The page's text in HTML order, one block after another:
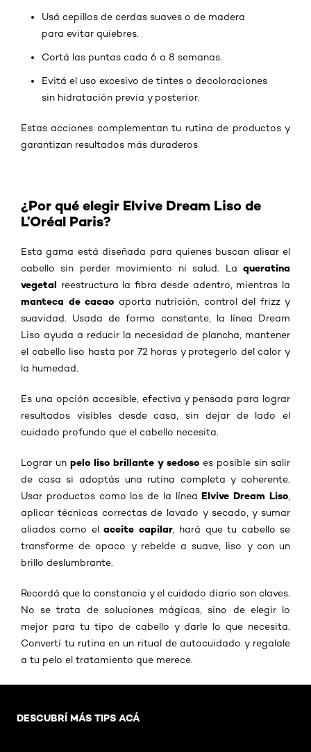
Usá cepillos de cerdas suaves o de madera
para evitar quiebres.
Cortá las puntas cada 6 a 8 semanas.
Evitá el uso excesivo de tintes o decoloraciones
sin hidratación previa y posterior.
Estas acciones complementan tu rutina de productos y
garantizan resultados más duraderos
¿Por qué elegir Elvive Dream Liso de
L’Oréal Paris?
Esta gama está diseñada para quienes buscan alisar el
cabello sin perder movimiento ni salud. La queratina
vegetal reestructura la fibra desde adentro, mientras la
manteca de cacao aporta nutrición, control del frizz y
suavidad. Usada de forma constante, la línea Dream
Liso ayuda a reducir la necesidad de plancha, mantener
el cabello liso hasta por 72 horas y protegerlo del calor y
la humedad.
Es una opción accesible, efectiva y pensada para lograr
resultados visibles desde casa, sin dejar de lado el
cuidado profundo que el cabello necesita.
Lograr un pelo liso brillante y sedoso es posible sin salir
de casa si adoptás una rutina completa y coherente.
Usar productos como los de la líneaElvive Dream Liso
aplicar técnicas correctas de lavado y secado, y sumar
aliados como elaceite capilar, hará que tu cabello se
transforme de opaco y rebelde a suave, liso y con un
brillo deslumbrante.
Recordá que la constancia y el cuidado diario son claves.
No se trata de soluciones mágicas, sino de elegir lo
mejor para tu tipo de cabello y darle lo que necesita.
Convertí tu rutina en un ritual de autocuidado y regalale
a tu pelo el tratamiento que merece.
DESCUBRÍ MÁS TIPS ACÁ